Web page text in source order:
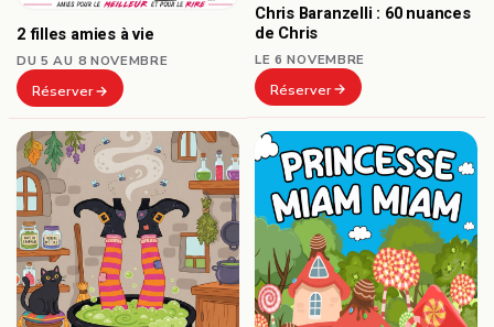
2 filles amies à vie
DU 5 AU 8 NOVEMBRE
Réserver
Chris Baranzelli : 60 nuances
de Chris
LE 6 NOVEMBRE
Réserver